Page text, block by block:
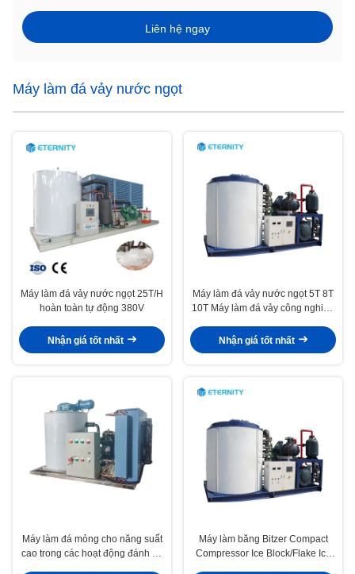
Liên hệ ngay
Máy làm đá vảy nước ngọt
Máy làm đá vảy nước ngọt 25T/H
hoàn toàn tự động 380V
Nhận giá tốt nhất
Máy làm đá vảy nước ngọt 5T 8T
10T Máy làm đá vảy công nghiệp
Nhận giá tốt nhất
Máy làm đá mỏng cho năng suất
cao trong các hoạt động đánh cá
Máy làm băng Bitzer Compact
Compressor Ice Block/Flake Ice